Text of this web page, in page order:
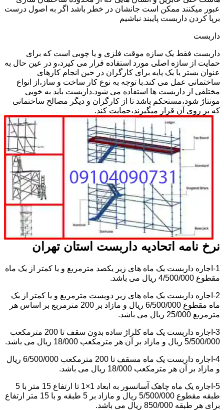
عبور میکنند ممکن است جانشان در خطر باشد اگر به اصول درست
برپا کردن داربست پایبند نباشیم
داربست
داربست فقط یک سازه موقت فلزی و یا چوبی است که برای
حمایت از سازه اصلی مورد استفاده قرار می کیرد،و در عین حال به
عنوان بستر یا یک پایه برای کارگران در حین انجام کارهای
ساختمانی عمل می کند.با توجه به نوع کار ساخت و ساز،از انواع
مختلفی از داربست ها استفاده می شود.داربست باید به خوبی
مونتاژ شود،مستحکم باشد تا از کارگران و دیگر مصالح ساختمانی
که بر روی آن قرار میگیرند،حمایت کند.
نرخ نامه اتحادیه داربست استان تهران
1-اجاره داربست یک ماه های زیر یکصد مترمربع و یا کمتر از یک ماه
مقطوع 4/500/000 ریال می باشد.
2-اجاره داربست یک ماه های زیر دویست مترمربع و یا کمتر از یک
ماه مقطوع 6/500/000 ریال و مازاد بر 200 مترمربع بر اساس هر
مترمربع 25/000 ریال می باشد.
3-اجاره داربست یک ماه کلراژ ساده بدون سقف تا 200 مترمکعب
5/500/000 ریال و مازاد بر آن هر مترمکعب 18/000 ریال می باشد.
4-اجاره داربست یک ماه مسقف تا 200 مترمکعب 6/500/000 ریال
و مازاد بر آن هر مترمکعب 18/000 ریال می باشد.
5-اجاره یک ماه چاهک آسانسور به ابعاد 1×1 تا ارتفاع 15 متر با 5
طبقه مقطوع 5/500/000 ریال و مازاد بر 5 طبقه و با 15 متر ارتفاع
برای هر طبقه 850/000 ریال می باشد.